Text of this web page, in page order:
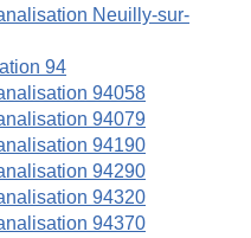
Neuilly-sur-
94
94058
94079
94190
94290
94320
94370